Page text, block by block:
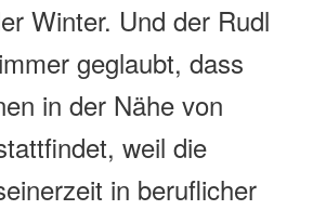
Winter. Und der Rudl
geglaubt, dass
in der Nähe von
weil die
in beruflicher